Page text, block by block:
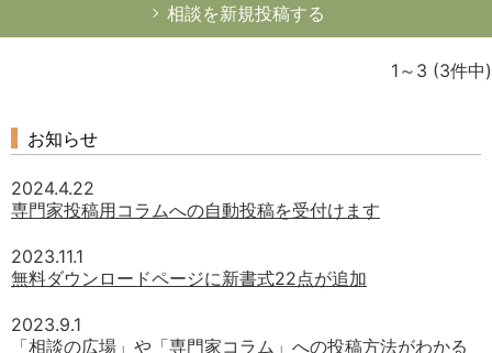
相談を新規投稿する
1～3 (3件中)
お知らせ
2024.4.22
専門家投稿用コラムへの自動投稿を受付けます
2023.11.1
無料ダウンロードページに新書式22点が追加
2023.9.1
「相談の広場」や「専門家コラム」への投稿方法がわかる